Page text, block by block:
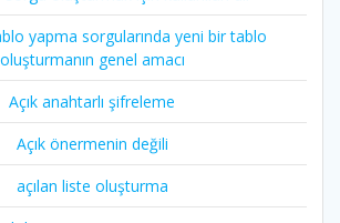
yapma sorgularında yeni bir tablo
oluşturmanın genel amacı
Açık anahtarlı şifreleme
Açık önermenin değili
açılan liste oluşturma